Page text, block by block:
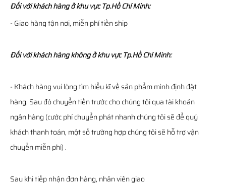
Đối với khách hàng ở khu vực Tp.Hồ Chí Minh:
- Giao hàng tận nơi, miễn phí tiền ship
Đối với khách hàng không ở khu vực Tp.Hồ Chí Minh:
- Khách hàng vui lòng tìm hiểu kĩ về sản phẩm mình định đặt
hàng. Sau đó chuyển tiền trước cho chúng tôi qua tài khoản
ngân hàng (cước phí chuyển phát nhanh chúng tôi sẽ để quý
khách thanh toán, một số trường hợp chúng tôi sẽ hỗ trợ vận
chuyển miễn phí) .
Sau khi tiếp nhận đơn hàng, nhân viên giao